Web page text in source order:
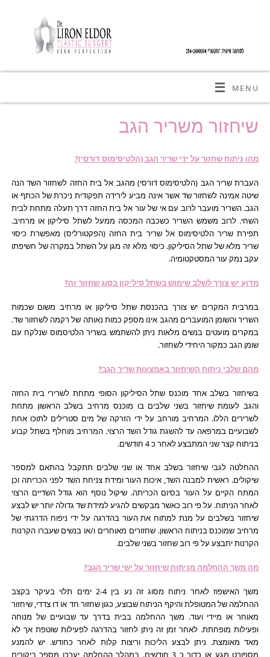
MENU
שיחזור משריר הגב
מהו ניתוח שחזור על ידי שריר הגב (הלטיסימוס דורסי)?
העברת שריר הגב (הלטיסימוס דורסי) מהגב אל בית החזה לשחזור השד הנה
שיטה אמינה לשחזור שד אשר אינה מביע לירידה תפקודית ניכרת של הכתף או
הגב. השריר מועבר לרוב עם אי של עור אל בית החזה דרך תעלה מתחת לבית
השחי. לרוב משמש השריר כשכבה המכסה ממעל לשתל סיליקון או מרחיב.
תפירת שריר הלטיסימוס אל שריר בית החזה (הפקטורליס) מאפשרת כיסוי
שריר מלא של שתל הסיליקון. כיסוי מלא זה מגן על השתל במקרה של חשיפתו
עקב נמק עור המסטקטומיה.
מדוע יש צורך לשלב שימוש בשתל סיליקון בסוג שחזור זה?
במרבית המקרים יש צורך בהכנסת שתל סיליקון או מרחיב משום שכמות
השריר והשומן המועברים מהגב אינו מספק כמות נאותה של רקמה לשחזור שד.
במקרים מועטים בנשים מלאות ניתן להשתמש בשריר הלטיסמוס שנלקח עם
שומן הגב כמקור היחידי לשחזור.
מהם שלבי ניתוח השיחזור באמצעות שריר הגב?
בשיחזור בשלב אחד מוכנס שתל הסיליקון הסופי מתחת לשרירי בית החזה
והגב לעומת שיחזור בשני שלבים בו מוכנס מרחיב בשלב הראשון מתחת
לשרירים הללו. המרחיב מורחב על ידי הזרקה של מים סטרילים לתוכו אחת
לשבועיים במרפאה עד להשגת גודל השד הרצוי. המרחיב מוחלף בשתל קבוע
בניתוח קצר שני המתבצע לאחר כ 4 חודשים.
ההחלטה לגבי שיחזור בשלב אחד או שני שלבים תתקבל בהתאם למספר
שיקולים. ראשית למבנה השד, איכות העור ומידת צניחת השד לפני הכריתה וכן
המתח הקיים על העור בסיום הכריתה. שיקול נוסף הוא גודל השדיים הרצוי
לאחר הניתוח. על פי רוב כאשר מבקשים להגיע למידת שד גדולה יותר יש לבצע
שיחזור בשלבים על מנת למתוח את העור בהדרגה על ידי ניפוח הדרגתי של
מרחיב שמוכנס בניתוח הראשון. שחזורים מאוחרים ו/או בנשים שעברו הקרנות
הקרנות יתבצע על פי רוב שחזור בשני שלבים.
מה משך ההחלמה מניתוח שיחזור על ישי שריר הגב?
משך האישפוז לאחר ניתוח מסוג זה נע בין 2-4 ימים תלוי בעיקר בקצב
ההחלמה של המטופלת והיקף הניתוח שבוצע, כגון שחזור חד או דו צדדי, שיחזור
מאוחר או מיידי ועוד. משך ההחלמה בבית בדרך עד שבועיים של מנוחה
ופעילות מופחתת. לאחר זמן זה ניתן לחזור בהדרגה לפעילות שוטפת אך לא
מאד מאומצת. ניתן לבצע הליכות וריצות קלות לאחר כחודש. יש להמנע